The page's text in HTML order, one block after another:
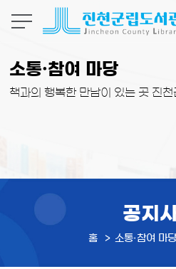
소통·참여 마당
책과의 행복한 만남이 있는 곳 진천
공지
홈 소통·참여 마당